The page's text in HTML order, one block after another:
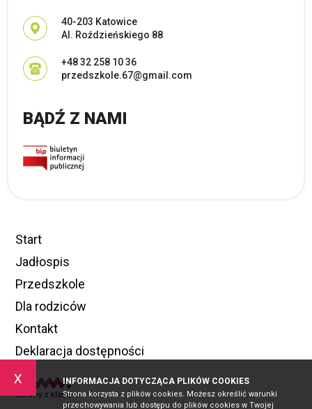
x INFORMACJA DOTYCZĄCA PLIKÓW COOKIES
Strona korzysta z plików cookies. Możesz określić warunki
przechowywania lub dostępu do plików cookies w Twojej
Adres pocztowy:
40-203 Katowice
Al. Roździeńskiego 88
+48 32 258 10 36
przedszkole.67@gmail.com
BĄDŹ Z NAMI
Start
Jadłospis
Przedszkole
Dla rodziców
Kontakt
Deklaracja dostępności